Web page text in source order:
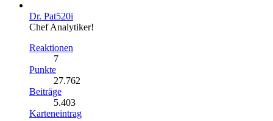
Dr. Pat520i
Chef Analytiker!
Reaktionen
7
Punkte
27.762
Beiträge
5.403
Karteneintrag